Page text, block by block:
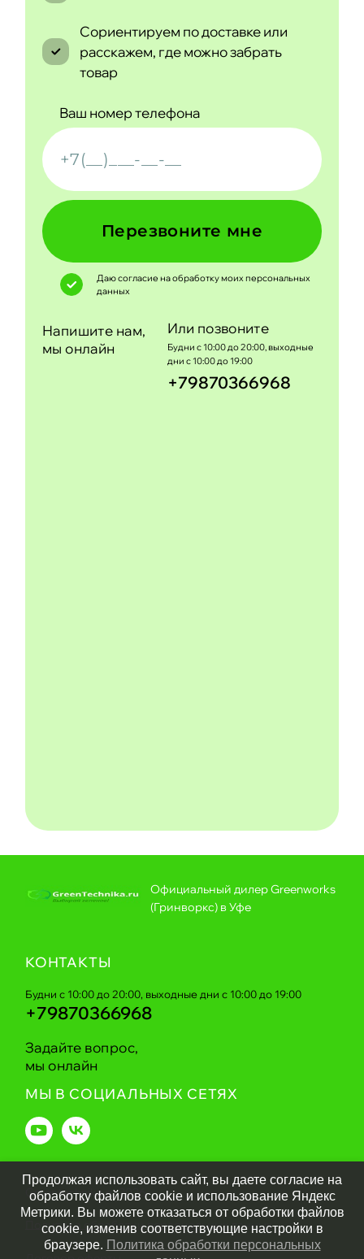
Сориентируем по доставке или
расскажем, где можно забрать
товар
Ваш номер телефона
Перезвоните мне
Даю согласие на обработку моихперсональных
данных
Напишите нам,
мы онлайн
Или позвоните
Будни с 10:00 до 20:00, выходные
дни с 10:00 до 19:00
+79870366968
Официальный дилер Greenworks
(Гринворкс) в Уфе
КОНТАКТЫ
Будни с 10:00 до 20:00, выходные дни с 10:00 до 19:00
+79870366968
Задайте вопрос,
мы онлайн
МЫ В СОЦИАЛЬНЫХ СЕТЯХ
Greentechnika.ru2026
Политика обработки персональных данных
Продолжая использовать сайт, вы даете согласие на
обработку файлов cookie и использование Яндекс
Метрики. Вы можете отказаться от обработки файлов
cookie, изменив соответствующие настройки в
браузере. Политика обработки персональных